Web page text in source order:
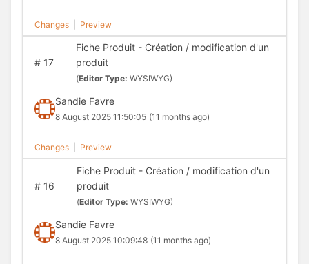
Changes Preview
#17
Fiche Produit - Création / modification d'un
produit
(Editor Type: WYSIWYG)
Sandie Favre
8 August 2025 11:50:05 (11 months ago)
Changes Preview
#16
Fiche Produit - Création / modification d'un
produit
(Editor Type: WYSIWYG)
Sandie Favre
8 August 2025 10:09:48 (11 months ago)